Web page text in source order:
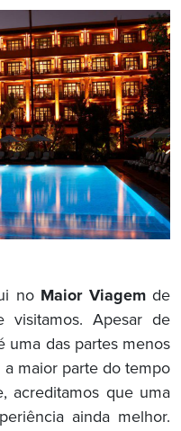
no Maior Viagemde
visitamos. Apesar de
uma das partes menos
maior parte do tempo
acreditamos que uma
ainda melhor.